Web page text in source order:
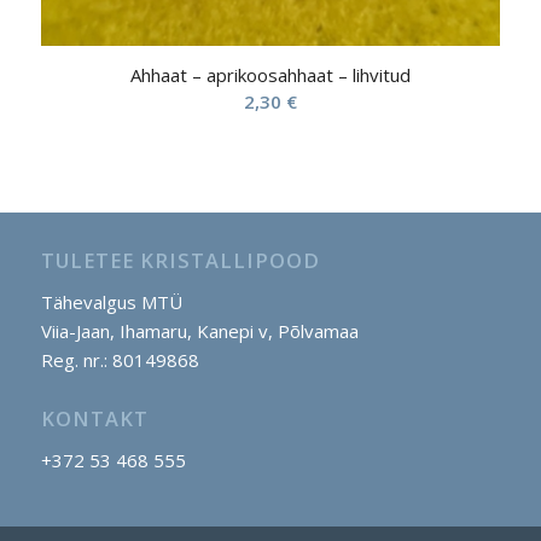
Ahhaat – aprikoosahhaat – lihvitud
2,30 €
TULETEE KRISTALLIPOOD
Tähevalgus MTÜ
Viia-Jaan, Ihamaru, Kanepi v, Põlvamaa
Reg. nr.: 80149868
KONTAKT
+372 53 468 555